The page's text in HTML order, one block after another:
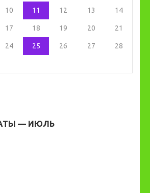
10 11 12 13 14
17 18 19 20 21
24 25 26 27 28
— ИЮЛЬ